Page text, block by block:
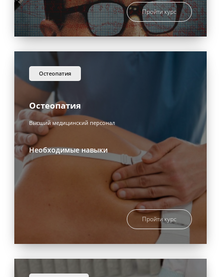
Пройти курс
остеопатия
Остеопатия
Высший медицинский персонал
Необходимые навыки
Пройти курс